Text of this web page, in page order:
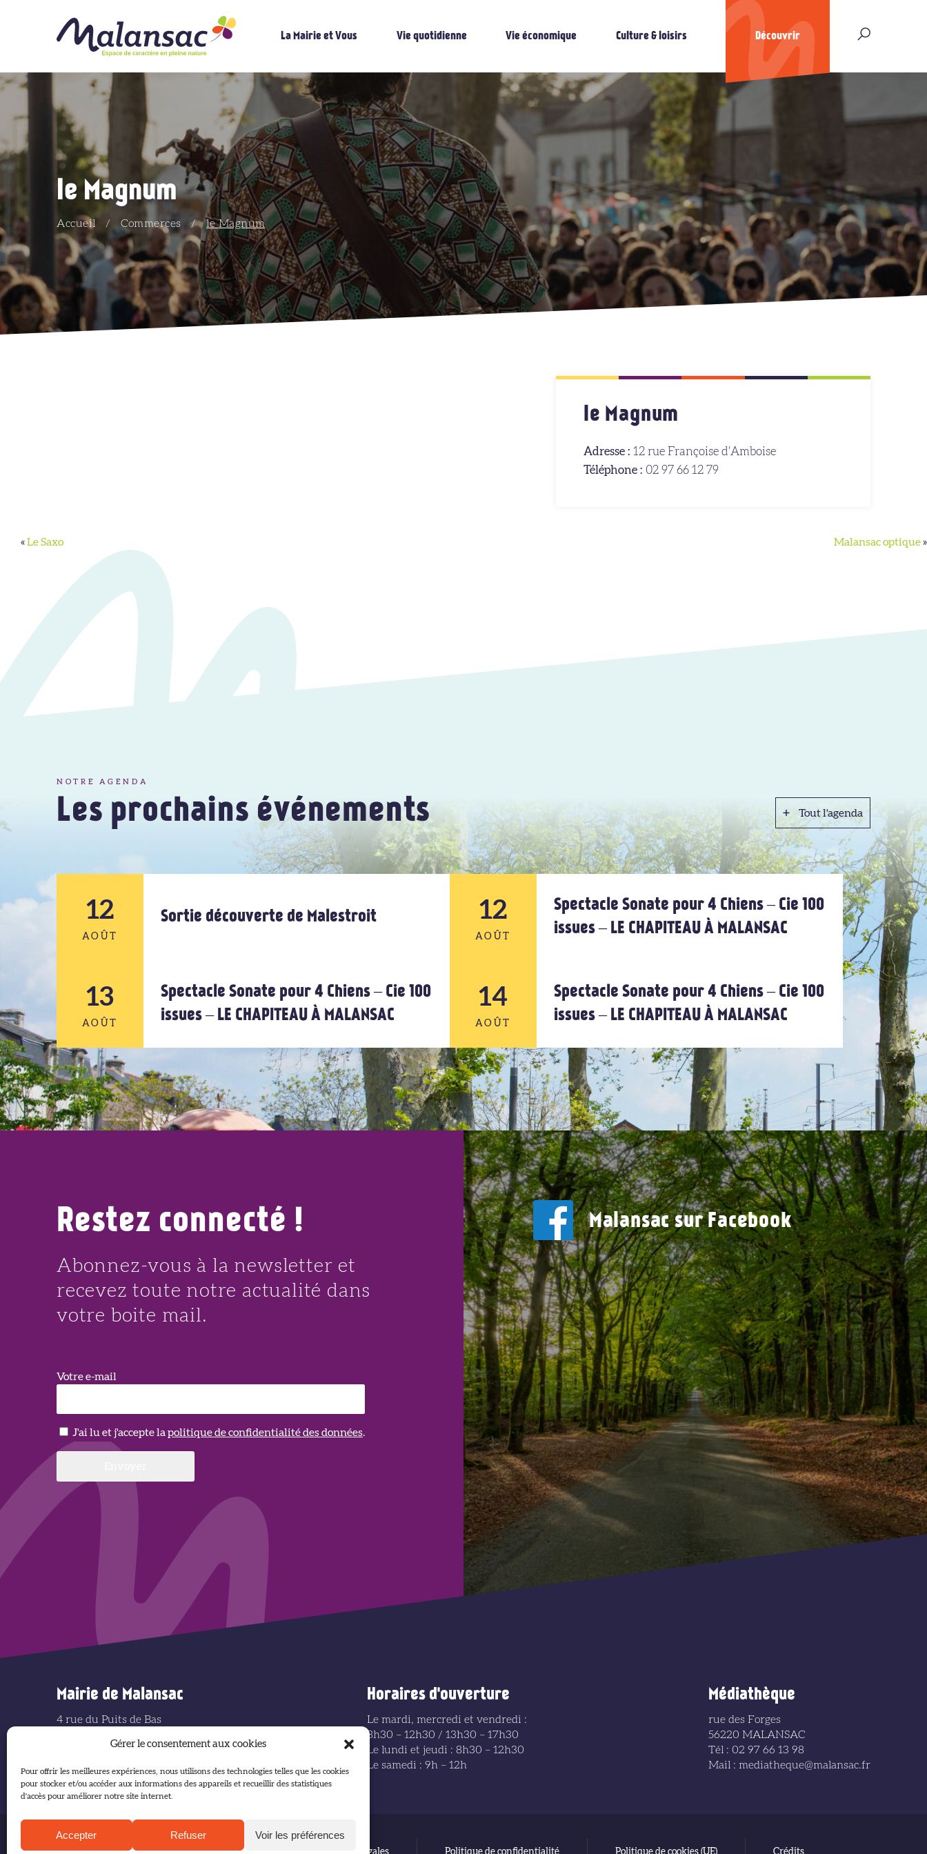
Gérer le consentement aux cookies
Pour offrir les meilleures expériences, nous utilisons des technologies telles que les cookies
pour stocker et/ou accéder aux informations des appareils et recueillir des statistiques
d'accès pour améliorer notre site internet.
Accepter Refuser Voir les préférences
La Mairie et Vous Vie quotidienne Vie économique Culture & loisirs Découvrir
le Magnum
Accueil / Commerces / le Magnum
le Magnum
Adresse : 12 rue Françoise d'Amboise
Téléphone : 02 97 66 12 79
«Le Saxo Malansac optique»
NOTRE AGENDA
Les prochains événements Tout l'agenda
Tout l'agenda
12
AOÛT
12
AOÛT
Sortie découverte de Malestroit 12
AOÛT
12
AOÛT
Spectacle Sonate pour 4 Chiens – Cie 100
issues – LE CHAPITEAU À MALANSAC
13
AOÛT
13
AOÛT
Spectacle Sonate pour 4 Chiens – Cie 100
issues – LE CHAPITEAU À MALANSAC
14
AOÛT
14
AOÛT
Spectacle Sonate pour 4 Chiens – Cie 100
issues – LE CHAPITEAU À MALANSAC
Restez connecté !
Abonnez-vous à la newsletter et
recevez toute notre actualité dans
votre boite mail.
Votre e-mail
J'ai lu et j'accepte la politique de confidentialité des données.
Malansac sur Facebook
Mairie de Malansac
4 rue du Puits de Bas
Tél : 02 97 66 21 14
Horaires d'ouverture
Le mardi, mercredi et vendredi :
8h30 – 12h30 / 13h30 – 17h30
Le lundi et jeudi : 8h30 – 12h30
Le samedi : 9h – 12h
Médiathèque
rue des Forges
56220 MALANSAC
Tél : 02 97 66 13 98
Mail : mediatheque@malansac.fr
Accueil Plan du site Mentions légales Politique de confidentialité Politique de cookies (UE) Crédits